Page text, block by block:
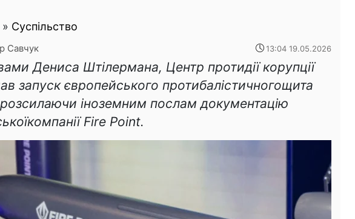
» Суспільство
Савчук 13:04 19.05.2026
Дениса Штілермана, Центр протидії корупції
запуск європейського протибалістичногощита
іноземним послам документацію
Fire Point.